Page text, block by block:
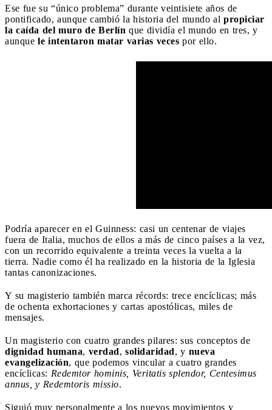
Ese fue su “único problema” durante veintisiete años de
pontificado, aunque cambió la historia del mundo al propiciar
la caída del muro de Berlín que dividía el mundo en tres, y
aunque le intentaron matar varias veces por ello.
Podría aparecer en el Guinness: casi un centenar de viajes
fuera de Italia, muchos de ellos a más de cinco países a la vez,
con un recorrido equivalente a treinta veces la vuelta a la
tierra. Nadie como él ha realizado en la historia de la Iglesia
tantas canonizaciones.
Y su magisterio también marca récords: trece encíclicas; más
de ochenta exhortaciones y cartas apostólicas, miles de
mensajes.
Un magisterio con cuatro grandes pilares: sus conceptos de
dignidad humana, verdad, solidaridad, y nueva
evangelización, que podemos vincular a cuatro grandes
encíclicas: Redemtor hominis, Veritatis splendor, Centesimus
annus, y Redemtoris missio.
Siguió muy personalmente a los nuevos movimientos y